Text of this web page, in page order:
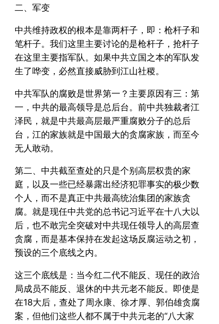
二、军变
中共维持政权的根本是靠两杆子，即：枪杆子和
笔杆子。我们这里主要讨论的是枪杆子，抢杆子
在这里主要指军队。如果中共立国之本的军队发
生了哗变，必然直接威胁到江山社稷。
中共军队的腐败是世界第一？主要原因有三：第
一，中共的最高领导是总后台。前中共独裁者江
泽民，就是中共最高层最严重腐败分子的总后
台，江的家族就是中国最大的贪腐家族，而至今
无人敢动。
第二、中共截至查处的只是个别高层权贵的家
庭，以及一些已经暴露出经济犯罪事实的极少数
个人，而不是真正中共最高统治集团的家族贪
腐。就是现任中共党的总书记习近平在十八大以
后，也不敢完全突破对中共现任领导人的高层查
贪腐，而是基本保持在发起这场反腐运动之初，
预设的三个底线之内。
这三个底线是：当今红二代不能反、现任的政治
局成员不能反、退休的中共元老不能反。即使是
在18大后，查处了周永康、徐才厚、郭伯雄贪腐
案，但他们这些人都不属于中共元老的“八大家